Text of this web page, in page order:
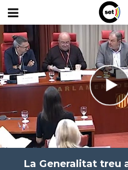
La Generalitat treu